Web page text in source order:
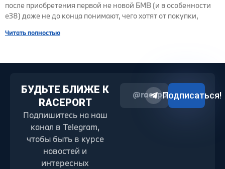
после приобретения первой не новой БМВ (и в особенности
е38) даже не до конца понимают, чего хотят от покупки,
Читать полностью
БУДЬТЕ БЛИЖЕ К
RACEPORT
Подпишитесь на наш
канал в Telegram,
чтобы быть в курсе
новостей и
интересных
@raceport2022
Подписаться!